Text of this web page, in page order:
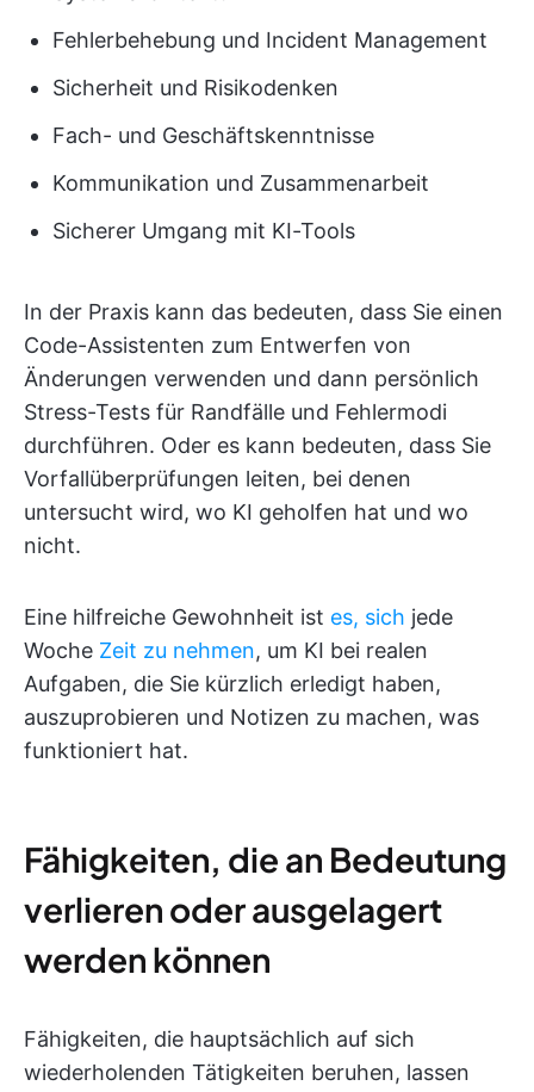
Fehlerbehebung und Incident Management
Sicherheit und Risikodenken
Fach- und Geschäftskenntnisse
Kommunikation und Zusammenarbeit
Sicherer Umgang mit KI-Tools
In der Praxis kann das bedeuten, dass Sie einen
Code-Assistenten zum Entwerfen von
Änderungen verwenden und dann persönlich
Stress-Tests für Randfälle und Fehlermodi
durchführen. Oder es kann bedeuten, dass Sie
Vorfallüberprüfungen leiten, bei denen
untersucht wird, wo KI geholfen hat und wo
nicht.
Eine hilfreiche Gewohnheit ist es, sich jede
Woche Zeit zu nehmen, um KI bei realen
Aufgaben, die Sie kürzlich erledigt haben,
auszuprobieren und Notizen zu machen, was
funktioniert hat.
Fähigkeiten, die an Bedeutung
verlieren oder ausgelagert
werden können
Fähigkeiten, die hauptsächlich auf sich
wiederholenden Tätigkeiten beruhen, lassen